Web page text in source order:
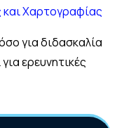
Χαρτογραφίας
για διδασκαλία
ερευνητικές